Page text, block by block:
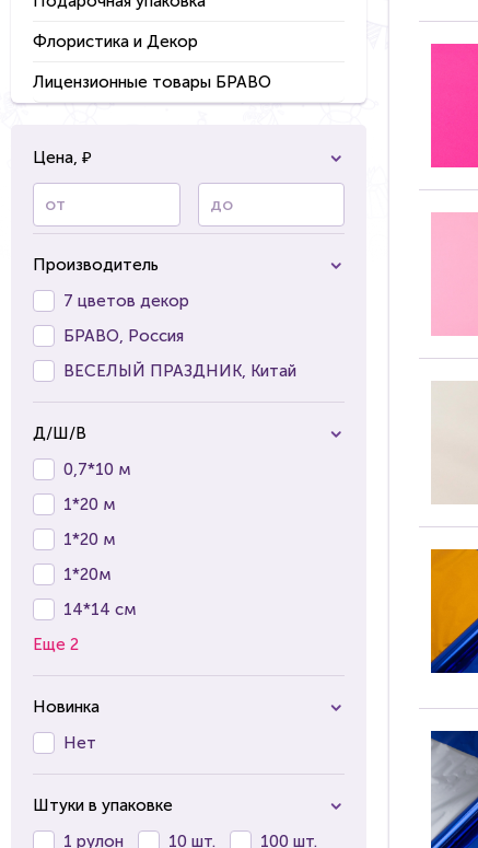
Флористика и Декор
Лицензионные товары БРАВО
Цена, ₽
от до
Производитель
7 цветов декор
БРАВО, Россия
ВЕСЕЛЫЙ ПРАЗДНИК, Китай
Д/Ш/В
0,7*10 м
1*20 м
1*20 м
1*20м
14*14 см
Еще 2
Новинка
Нет
Штуки в упаковке
1 рулон
10 шт. 100 шт.